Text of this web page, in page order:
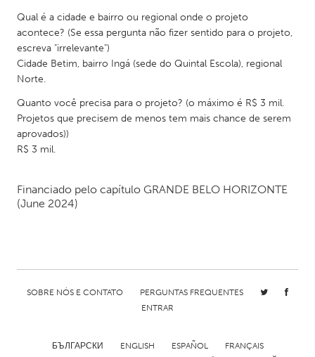
Chicago, IL
Detroit, MI
Durham, NC
Gainesville, FL
Georgetown, MA
Gloucester, MA
Ipswich, MA
Key West, FL
Los Angeles, CA
New York City, NY
Oahu, HI
Poughkeepsie, NY
Rhode Island
Rockport, MA
San Antonio, TX
Santa Cruz, CA
Seattle, WA
Qual é a cidade e bairro ou regional onde o projeto
acontece? (Se essa pergunta não fizer sentido para o projeto,
escreva "irrelevante")
Cidade Betim, bairro Ingá (sede do Quintal Escola), regional
Norte.
Quanto você precisa para o projeto? (o máximo é R$ 3 mil.
Projetos que precisem de menos tem mais chance de serem
aprovados))
R$ 3 mil.
Financiado pelo capítulo GRANDE BELO HORIZONTE
(June 2024)
SOBRE NÓS E CONTATO
PERGUNTAS FREQUENTES
ENTRAR
БЪЛГАРСКИ ENGLISH ESPAÑOL
FRANÇAIS